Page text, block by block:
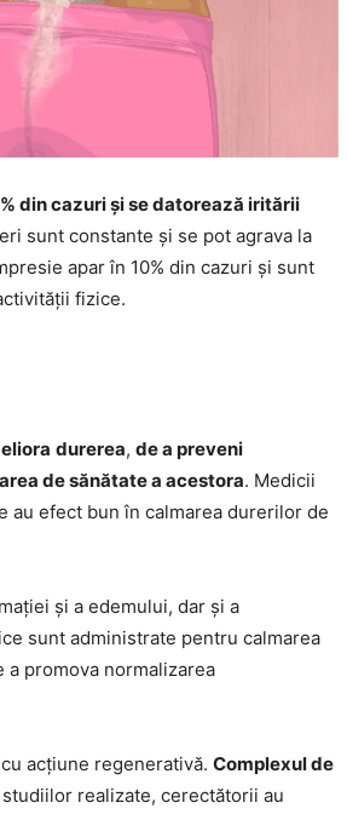
din cazuri și se datorează iritării
sunt constante și se pot agrava la
apar în 10% din cazuri și sunt
fizice.
durerea, de a preveni
de sănătate a acestora. Medicii
efect bun în calmarea durerilor de
și a edemului, dar și a
sunt administrate pentru calmarea
promova normalizarea
acțiune regenerativă. Complexul de
realizate, cerectătorii au